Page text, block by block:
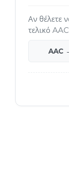
Αν θέλετε
τελικό
AAC